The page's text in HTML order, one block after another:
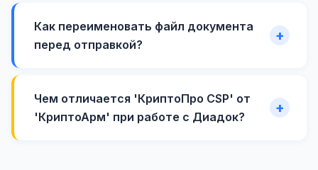
Как переименовать файл документа
перед отправкой?
Чем отличается 'КриптоПро CSP' от
'КриптоАрм' при работе с Диадок?